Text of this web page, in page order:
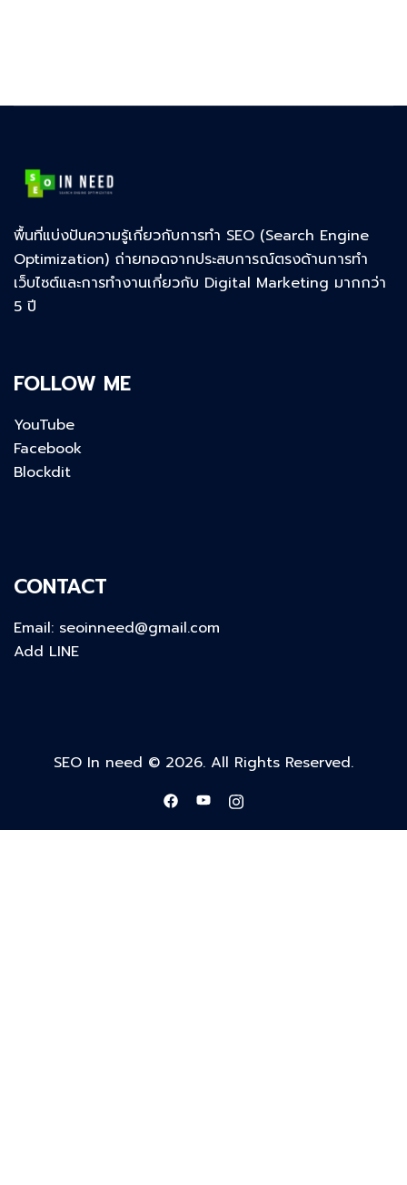
พื้นที่แบ่งปันความรู้เกี่ยวกับการทำ SEO (Search Engine
Optimization) ถ่ายทอดจากประสบการณ์ตรงด้านการทำ
เว็บไซต์และการทำงานเกี่ยวกับ Digital Marketing มากกว่า
5 ปี
FOLLOW ME
YouTube
Facebook
Blockdit
CONTACT
Email: seoinneed@gmail.com
Add LINE
SEO In need © 2026. All Rights Reserved.